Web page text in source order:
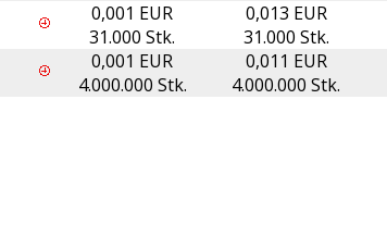
0,001 EUR
31.000 Stk.
0,013 EUR
31.000 Stk.
0,001 EUR
4.000.000 Stk.
0,011 EUR
4.000.000 Stk.